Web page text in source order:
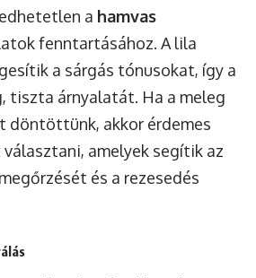
a hamvas
fenntartásához. A lila
a sárgás tónusokat, így a
tiszta árnyalatát. Ha a meleg
döntöttünk, akkor érdemes
amelyek segítik az
és a rezesedés